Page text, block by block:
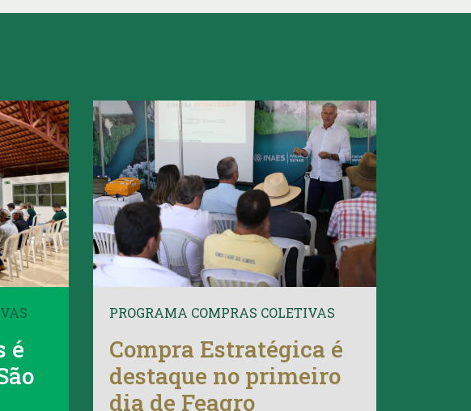
é
PROGRAMA COMPRAS COLETIVAS
Compra Estratégica é
destaque no primeiro
dia de Feagro